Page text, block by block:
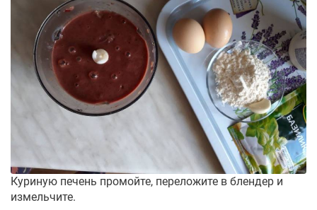
Куриную печень промойте, переложите в блендер и
измельчите.